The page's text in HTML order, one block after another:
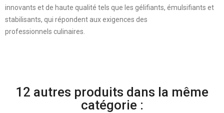
innovants et de haute qualité tels que les gélifiants, émulsifiants et
stabilisants, qui répondent aux exigences des
professionnels culinaires.
12 autres produits dans la même
catégorie :